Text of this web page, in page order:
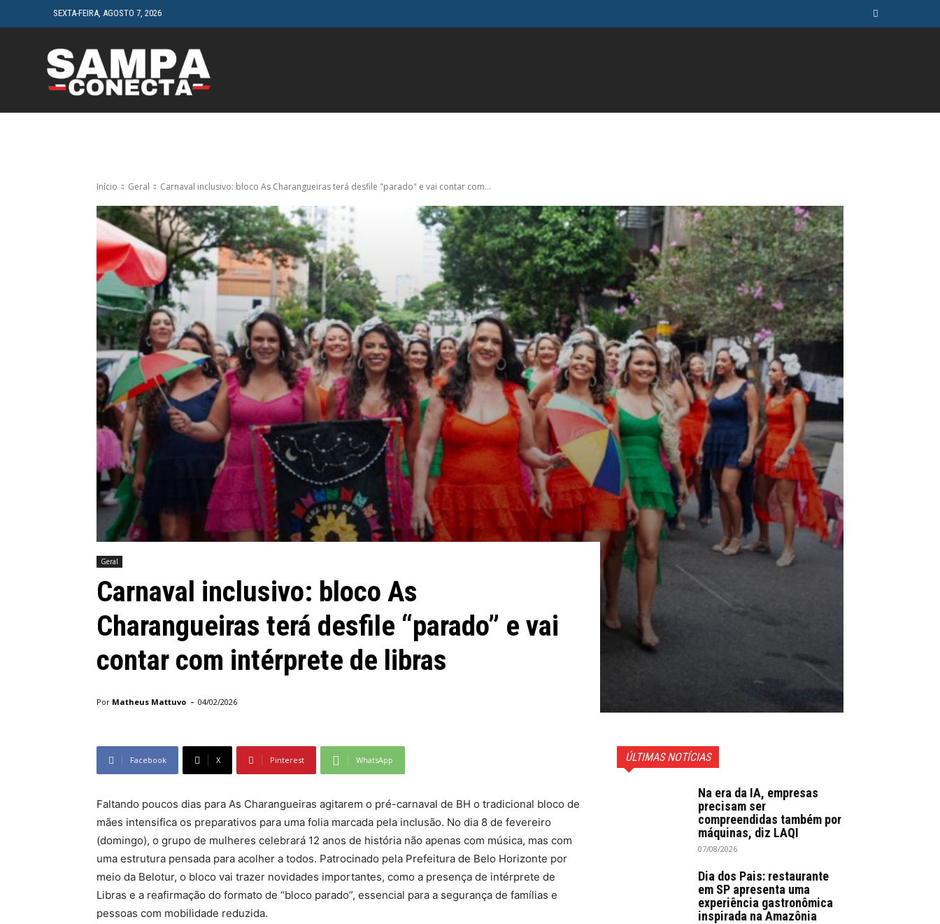
SEXTA-FEIRA, AGOSTO 7, 2026
Início Geral Carnaval inclusivo: bloco As Charangueiras terá desfile "parado" e vai contar com...
Geral
Carnaval inclusivo: bloco As
Charangueiras terá desfile “parado” e vai
contar com intérprete de libras
Por Matheus Mattuvo - 04/02/2026
Facebook X Pinterest WhatsApp
Faltando poucos dias para As Charangueiras agitarem o pré-carnaval de BH o tradicional bloco de
mães intensifica os preparativos para uma folia marcada pela inclusão. No dia 8 de fevereiro
(domingo), o grupo de mulheres celebrará 12 anos de história não apenas com música, mas com
uma estrutura pensada para acolher a todos. Patrocinado pela Prefeitura de Belo Horizonte por
meio da Belotur, o bloco vai trazer novidades importantes, como a presença de intérprete de
Libras e a reafirmação do formato de “bloco parado”, essencial para a segurança de famílias e
pessoas com mobilidade reduzida.
ÚLTIMAS NOTÍCIAS
Na era da IA, empresas
precisam ser
compreendidas também por
máquinas, diz LAQI
07/08/2026
Dia dos Pais: restaurante
em SP apresenta uma
experiência gastronômica
inspirada na Amazônia